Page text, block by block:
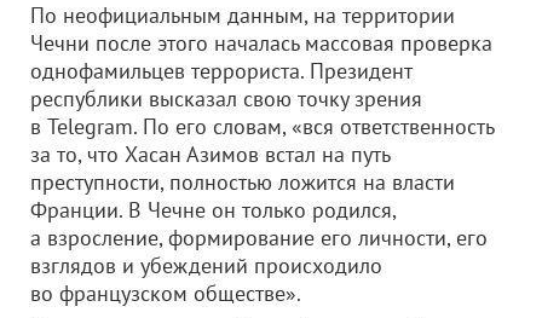
По неофициальным данным, на территории
Чечни после этого началась массовая проверка
однофамильцев террориста. Президент
республики высказал свою точку зрения
в Telegram. По его словам, «вся ответственность
за то, что Хасан Азимов встал на путь
преступности, полностью ложится на власти
Франции. В Чечне он только родился,
а взросление, формирование его личности, его
взглядов и убеждений происходило
во французском обществе».